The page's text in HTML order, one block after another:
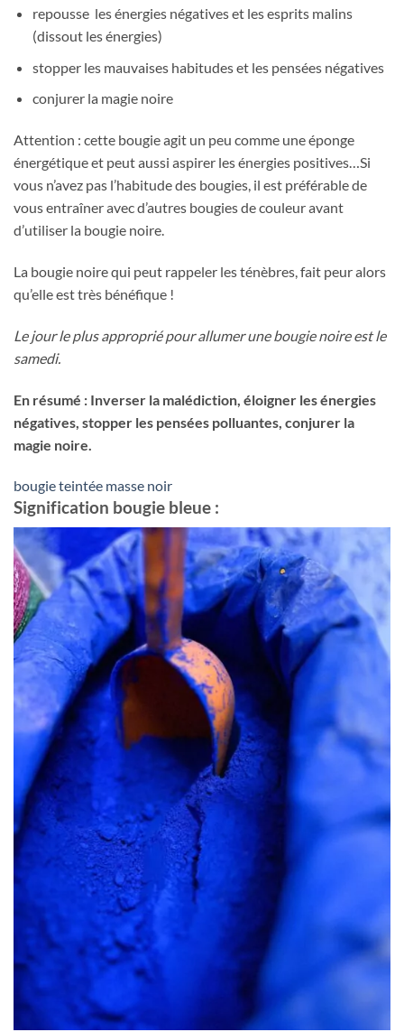
repousse les énergies négatives et les esprits malins
(dissout les énergies)
stopper les mauvaises habitudes et les pensées négatives
conjurer la magie noire
Attention : cette bougie agit un peu comme une éponge
énergétique et peut aussi aspirer les énergies positives…Si
vous n’avez pas l’habitude des bougies, il est préférable de
vous entraîner avec d’autres bougies de couleur avant
d’utiliser la bougie noire.
La bougie noire qui peut rappeler les ténèbres, fait peur alors
qu’elle est très bénéfique !
Le jour le plus approprié pour allumer une bougie noire est le
samedi.
En résumé : Inverser la malédiction, éloigner les énergies
négatives, stopper les pensées polluantes, conjurer la
magie noire.
bougie teintée masse noir
Signification bougie bleue :